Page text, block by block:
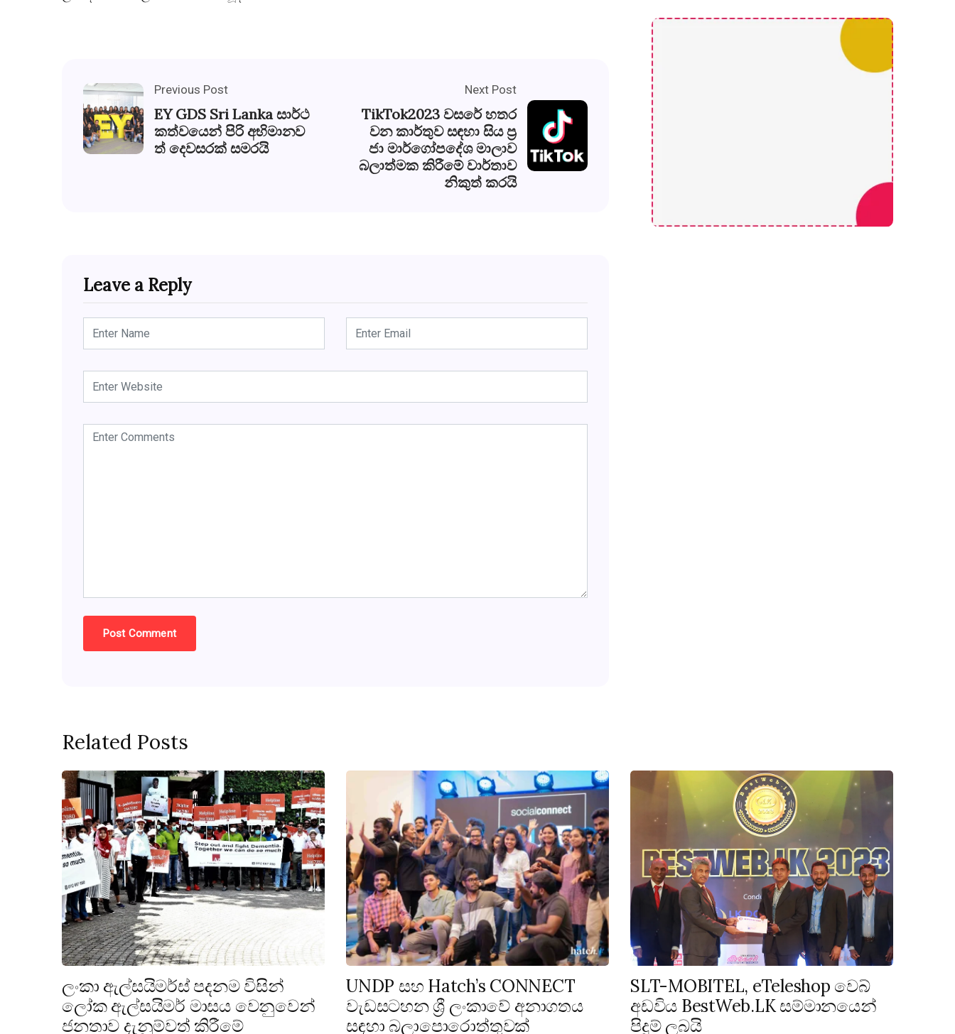
Previous Post
EY GDS Sri Lanka සාර්ථ
කත්වයෙන් පිරි අභිමානව
ත් දෙවසරක් සමරයි
Next Post
TikTok2023 වසරේ හතර
වන කාර්තුව සඳහා සිය ප‍්‍ර
ජා මාර්ගෝපදේශ මාලාව
බලාත්මක කිරීමේ වාර්තාව
නිකුත් කරයි
Leave a Reply
Related Posts
ලංකා ඇල්සයිමර්ස් පදනම විසින්
ලෝක ඇල්සයිමර් මාසය වෙනුවෙන්
ජනතාව දැනුම්වත් කිරීමේ
UNDP සහ Hatch’s CONNECT
වැඩසටහන ශ්‍රී ලංකාවේ අනාගතය
සඳහා බලාපොරොත්තුවක්
SLT-MOBITEL, eTeleshop වෙබ්
අඩවිය BestWeb.LK සම්මානයෙන්
පිදුම් ලබයි